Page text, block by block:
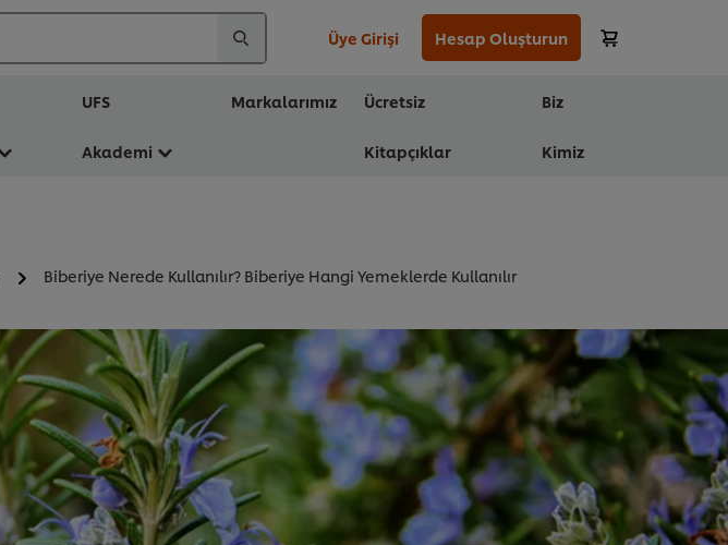
Üye Girişi Hesap Oluşturun
UFS
Akademi
Markalarımız Ücretsiz
Kitapçıklar
Biz
Kimiz
Biberiye Nerede Kullanılır? Biberiye Hangi Yemeklerde Kullanılır